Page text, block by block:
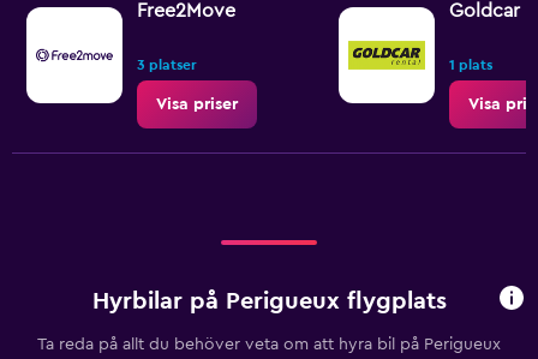
Free2Move
3 platser
Visa priser
Goldcar
1 plats
Visa
Hyrbilar på Perigueux flygplats
Ta reda på allt du behöver veta om att hyra bil på Perigueux